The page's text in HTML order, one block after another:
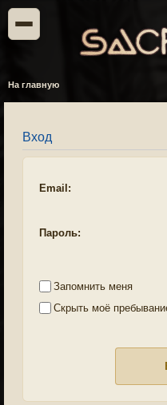
На главную
Вход
Email:
Пароль:
Запомнить меня
Скрыть моё